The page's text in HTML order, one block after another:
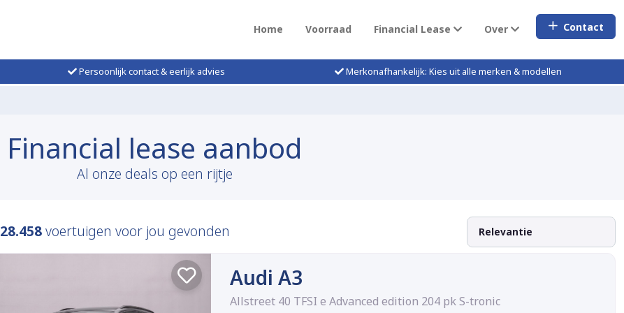
Home Voorraad Financial Lease Over Contact
Persoonlijk contact & eerlijk advies Merkonafhankelijk: Kies uit alle merken & modellen
Financial lease aanbod
Al onze deals op een rijtje
28.458voertuigen voor jou gevonden
Audi A3
Allstreet 40 TFSI e Advanced edition 204 pk S-tronic